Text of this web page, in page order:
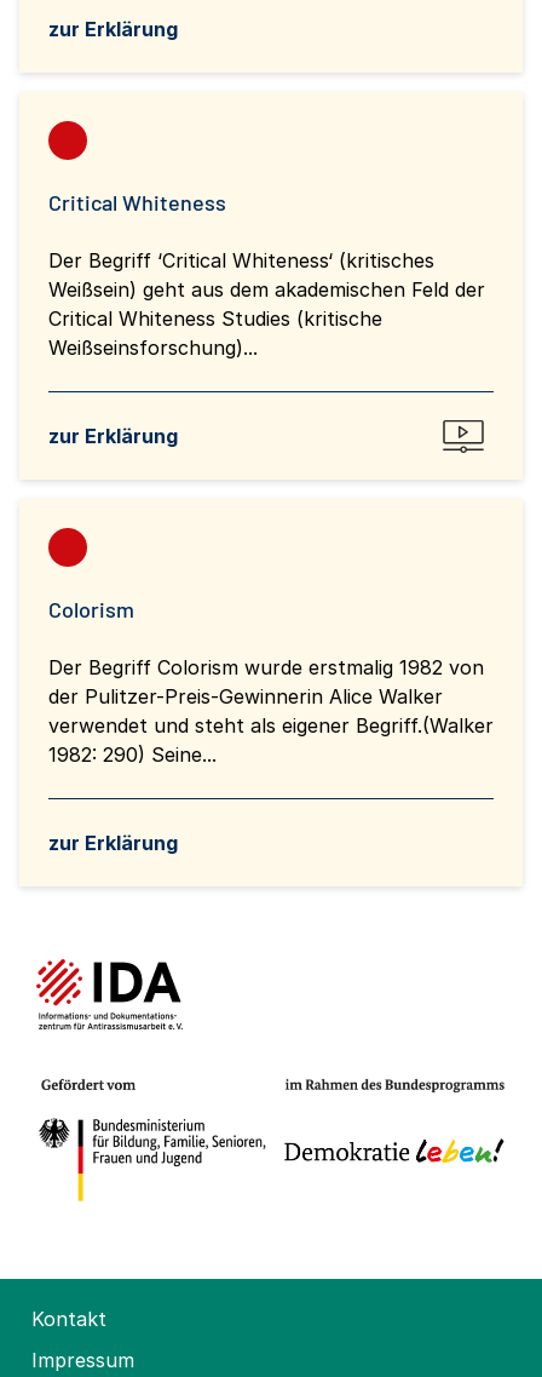
zur Erklärung
Critical Whiteness
Der Begriff ‘Critical Whiteness‘ (kritisches
Weißsein) geht aus dem akademischen Feld der
Critical Whiteness Studies (kritische
Weißseinsforschung)...
zur Erklärung
Colorism
Der Begriff Colorism wurde erstmalig 1982 von
der Pulitzer-Preis-Gewinnerin Alice Walker
verwendet und steht als eigener Begriff.(Walker
1982: 290) Seine...
zur Erklärung
Kontakt
Impressum